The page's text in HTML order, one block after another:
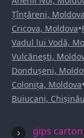
Țînțăreni, Moldova
Cricova, Moldova•
Vadul lui Vodă,
Vulcănești,
Dondușeni,
Colonița, Moldova•
Buiucani, Chișinău
gips